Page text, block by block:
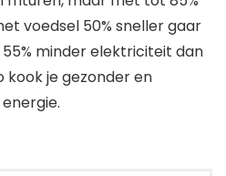
voedsel 50% sneller gaar
minder elektriciteit dan
kook je gezonder en